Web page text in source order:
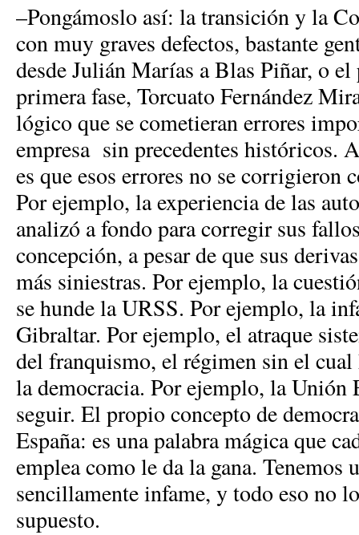
–Pongámoslo así: la transición y la
con muy graves defectos, bastante
desde Julián Marías a Blas Piñar, o
primera fase, Torcuato Fernández
lógico que se cometieran errores
empresa sin precedentes históricos.
es que esos errores no se corrigieron
Por ejemplo, la experiencia de las
analizó a fondo para corregir sus
concepción, a pesar de que sus
más siniestras. Por ejemplo, la
se hunde la URSS. Por ejemplo, la
Gibraltar. Por ejemplo, el atraque
del franquismo, el régimen sin el
la democracia. Por ejemplo, la Unión
seguir. El propio concepto de
España: es una palabra mágica que
emplea como le da la gana. Tenemos
sencillamente infame, y todo eso no
supuesto.